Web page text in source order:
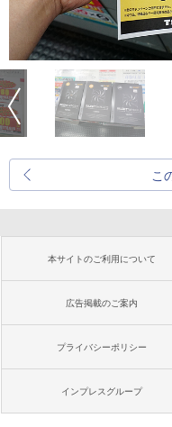
こ
本サイトのご利用について
広告掲載のご案内
プライバシーポリシー
インプレスグループ